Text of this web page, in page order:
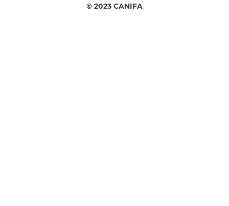
© 2023 CANIFA